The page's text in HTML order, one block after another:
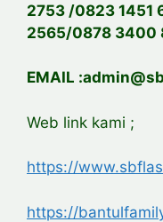
2753 /0823 1451
2565/0878 3400
EMAIL
Web link kami ;
https://
https://